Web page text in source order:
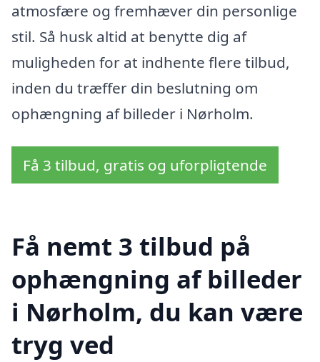
atmosfære og fremhæver din personlige
stil. Så husk altid at benytte dig af
muligheden for at indhente flere tilbud,
inden du træffer din beslutning om
ophængning af billeder i Nørholm.
Få 3 tilbud, gratis og uforpligtende
Få nemt 3 tilbud på
ophængning af billeder
i Nørholm, du kan være
tryg ved